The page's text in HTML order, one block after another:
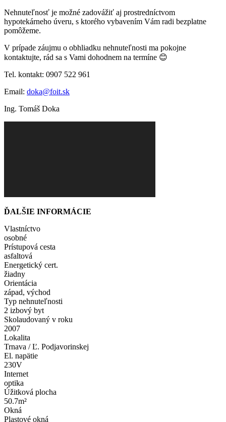
Nehnuteľnosť je možné zadovážiť aj prostredníctvom
hypotekárneho úveru, s ktorého vybavením Vám radi bezplatne
pomôžeme.
V prípade záujmu o obhliadku nehnuteľnosti ma pokojne
kontaktujte, rád sa s Vami dohodnem na termíne 😊
Tel. kontakt: 0907 522 961
Email: doka@foit.sk
Ing. Tomáš Doka
ĎALŠIE INFORMÁCIE
Vlastníctvo
osobné
Prístupová cesta
asfaltová
Energetický cert.
žiadny
Orientácia
západ, východ
Typ nehnuteľnosti
2 izbový byt
Skolaudovaný v roku
2007
Lokalita
Trnava / Ľ. Podjavorinskej
El. napätie
230V
Internet
optika
Úžitková plocha
50.7m²
Okná
Plastové okná